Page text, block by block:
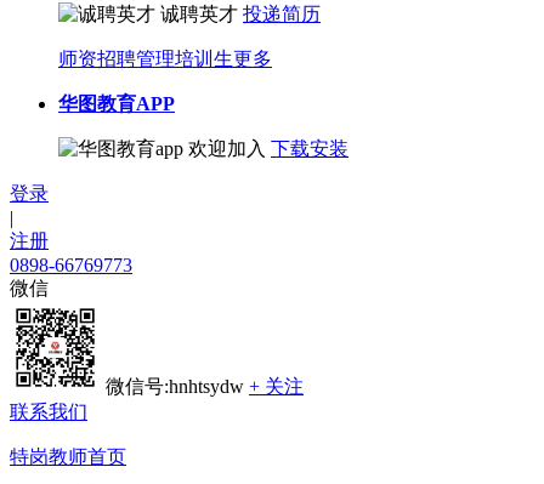
诚聘英才 投递简历
师资招聘管理培训生更多
华图教育APP
欢迎加入 下载安装
登录
|
注册
0898-66769773
微信
微信号:hnhtsydw + 关注
联系我们
特岗教师首页